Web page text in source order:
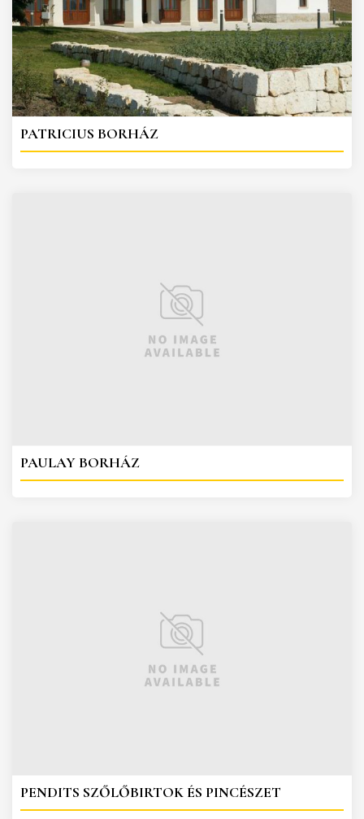
PATRICIUS BORHÁZ
PAULAY BORHÁZ
PENDITS SZŐLŐBIRTOK ÉS PINCÉSZET